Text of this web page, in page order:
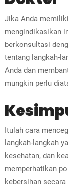
Jika Anda
mengindikasikan
berkonsultasi
tentang langkah-
Anda dan
mungkin perlu
Itulah cara
langkah-langkah
kesehatan, dan
memperhatikan
kebersihan